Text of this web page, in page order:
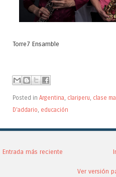
Torre7 Ensamble
Posted in Argentina, clariperu, clase
D'addario, educación
Entrada más reciente
Ver versión